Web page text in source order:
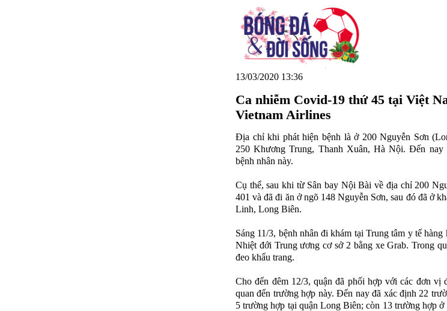
13/03/2020 13:36
Ca nhiễm Covid-19 thứ 45 tại Việt
Vietnam Airlines
Địa chỉ khi phát hiện bệnh là ở 200 Nguyễn Sơn
250 Khương Trung, Thanh Xuân, Hà Nội. Đến
bệnh nhân này.
Cụ thể, sau khi từ Sân bay Nội Bài về địa chỉ 200
401 và đã đi ăn ở ngõ 148 Nguyễn Sơn, sau đó đã ở
Linh, Long Biên.
Sáng 11/3, bệnh nhân đi khám tại Trung tâm y tế
Nhiệt đới Trung ương cơ sở 2 bằng xe Grab. Trong
đeo khẩu trang.
Cho đến đêm 12/3, quận đã phối hợp với các đơn vị
quan đến trường hợp này. Đến nay đã xác định 22
5 trường hợp tại quận Long Biên; còn 13 trường hợp